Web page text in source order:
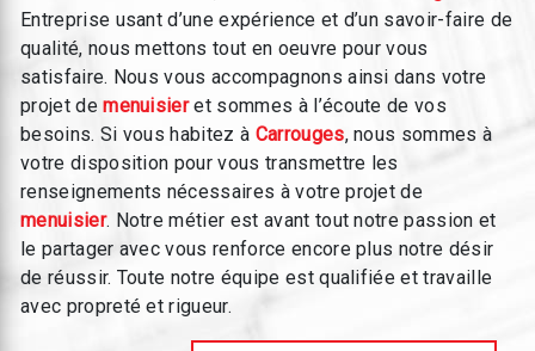
Entreprise usant d’une expérience et d’un savoir-faire de
qualité, nous mettons tout en oeuvre pour vous
satisfaire. Nous vous accompagnons ainsi dans votre
projet demenuisieret sommes à l’écoute de vos
besoins. Si vous habitez à Carrouges, nous sommes à
votre disposition pour vous transmettre les
renseignements nécessaires à votre projet de
menuisier. Notre métier est avant tout notre passion et
le partager avec vous renforce encore plus notre désir
de réussir. Toute notre équipe est qualifiée et travaille
avec propreté et rigueur.